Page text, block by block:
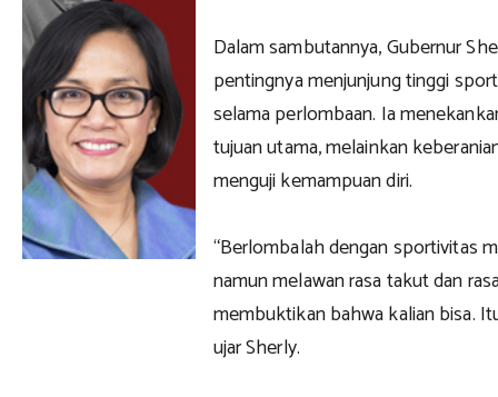
Dalam sambutannya, Gubernur
pentingnya menjunjung tinggi
selama perlombaan. Ia
tujuan utama, melainkan
menguji kemampuan diri.
“Berlombalah dengan sportivitas
namun melawan rasa takut dan
membuktikan bahwa kalian bisa.
ujar Sherly.